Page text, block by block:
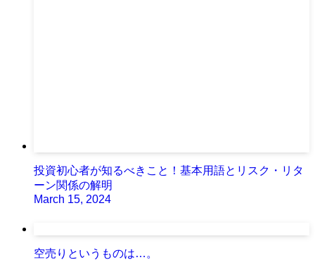
投資初心者が知るべきこと！基本用語とリスク・リタ
ーン関係の解明
March 15, 2024
空売りというものは…。